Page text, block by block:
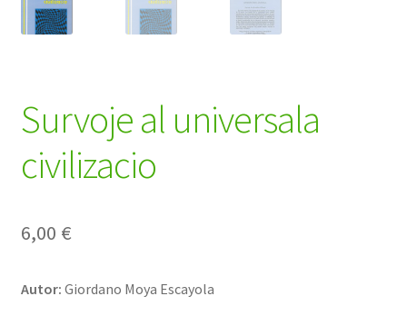
Survoje al universala
civilizacio
6,00 €
Autor: Giordano Moya Escayola